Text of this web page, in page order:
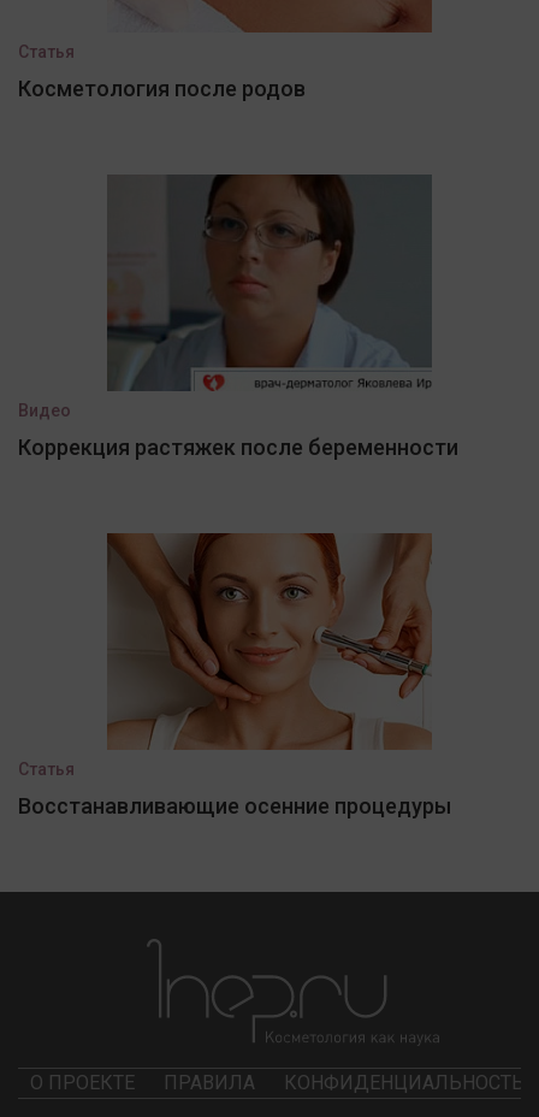
Статья
Косметология после родов
Видео
Коррекция растяжек после беременности
Статья
Восстанавливающие осенние процедуры
О ПРОЕКТЕ ПРАВИЛА КОНФИДЕНЦИАЛЬНОСТЬ